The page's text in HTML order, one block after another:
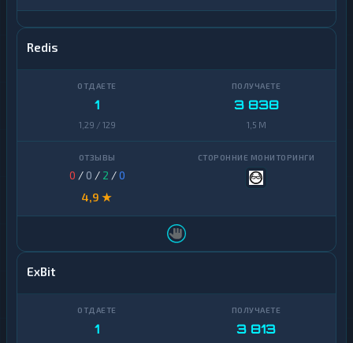
Redis
1
1,29 / 129
3 838
1,5 M
0 / 0 / 2 /0
4,9 ★
ExBit
1 3 813